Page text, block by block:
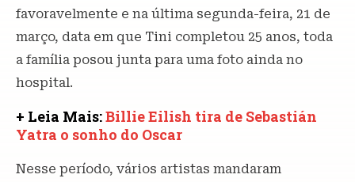
favoravelmente e na última segunda-feira, 21 de
março, data em que Tini completou 25 anos, toda
a família posou junta para uma foto ainda no
hospital.
+ Leia Mais:Billie Eilish tira de Sebastián
Yatra o sonho do Oscar
Nesse período, vários artistas mandaram